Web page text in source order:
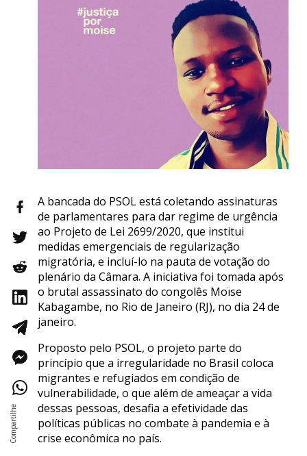
A bancada do PSOL está coletando assinaturas
de parlamentares para dar regime de urgência
ao Projeto de Lei 2699/2020, que institui
medidas emergenciais de regularização
migratória, e incluí-lo na pauta de votação do
plenário da Câmara. A iniciativa foi tomada após
o brutal assassinato do congolês Moïse
Kabagambe, no Rio de Janeiro (RJ), no dia 24 de
janeiro.
Proposto pelo PSOL, o projeto parte do
princípio que a irregularidade no Brasil coloca
migrantes e refugiados em condição de
vulnerabilidade, o que além de ameaçar a vida
dessas pessoas, desafia a efetividade das
políticas públicas no combate à pandemia e à
crise econômica no país.